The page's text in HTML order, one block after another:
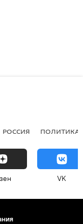
РОССИЯ ПОЛИТИКА
VK